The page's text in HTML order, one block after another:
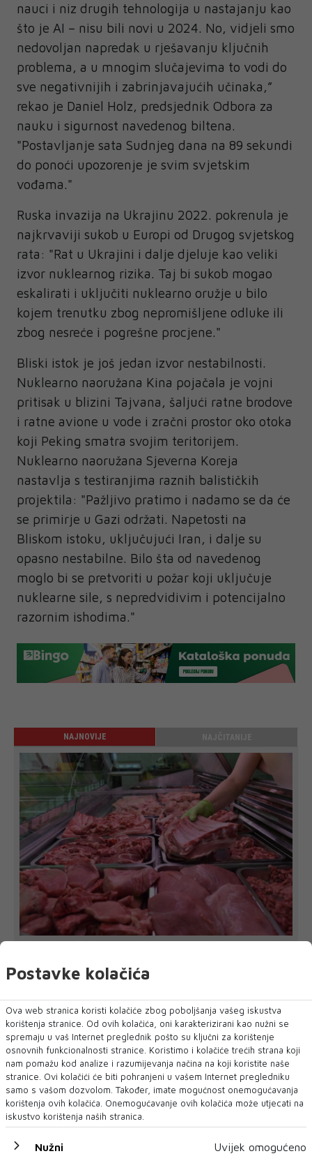
nauci i niz drugih tehnologija u nastajanju kao
što je AI – nisu bili novi u 2024. No, vidjeli smo
nedovoljan napredak u rješavanju ključnih
problema, a u mnogim slučajevima to vodi do
sve negativnijih i zabrinjavajućih učinaka,”
rekao je Daniel Holz, predsjednik Odbora za
nauku i sigurnost navedenog biltena.
"Postavljanje sata Sudnjeg dana na 89 sekundi
do ponoći upozorenje je svim svjetskim
vođama."
Ruska invazija na Ukrajinu 2022. pokrenula je
najkrvaviji sukob u Europi od Drugog svjetskog
rata: "Rat u Ukrajini i dalje djeluje kao veliki
izvor nuklearnog rizika. Taj bi sukob mogao
eskalirati i uključiti nuklearno oružje u bilo
kojem trenutku zbog nepromišljene odluke ili
zbog nesreće i pogrešne procjene."
Bliski istok je još jedan izvor nestabilnosti.
Nuklearno naoružana Kina pojačala je vojni
pritisak u blizini Tajvana, šaljući ratne brodove
i ratne avione u vode i zračni prostor oko otoka
koji Peking smatra svojim teritorijem.
Nuklearno naoružana Sjeverna Koreja
nastavlja s testiranjima raznih balističkih
projektila: "Pažljivo pratimo i nadamo se da će
se primirje u Gazi održati. Napetosti na
Bliskom istoku, uključujući Iran, i dalje su
opasno nestabilne. Bilo šta od navedenog
moglo bi se pretvoriti u požar koji uključuje
nuklearne sile, s nepredvidivim i potencijalno
razornim ishodima."
NAJNOVIJE
utvrđeni u 40 kontrola
jedinstvena baza podataka o kontr...
Postavke kolačića
Ova web stranica koristi kolačiće zbog poboljšanja vašeg iskustva
korištenja stranice. Od ovih kolačića, oni karakterizirani kao nužni se
spremaju u vaš Internet preglednik pošto su ključni za korištenje
osnovnih funkcionalnosti stranice. Koristimo i kolačiće trećih strana koji
nam pomažu kod analize i razumijevanja načina na koji koristite naše
stranice. Ovi kolačići će biti pohranjeni u vašem Internet pregledniku
samo s vašom dozvolom. Također, imate mogućnost onemogućavanja
korištenja ovih kolačića. Onemogućavanje ovih kolačića može utjecati na
iskustvo korištenja naših stranica.
Nužni Uvijek omogućeno